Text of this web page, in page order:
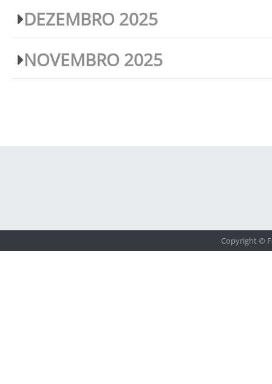
DEZEMBRO 2025
NOVEMBRO 2025
Copyright ©